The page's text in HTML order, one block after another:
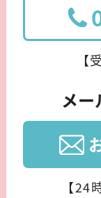
【
メ
【24